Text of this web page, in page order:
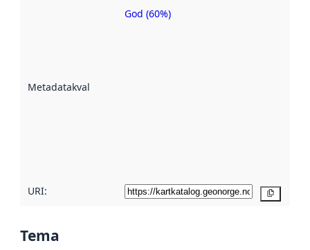
Metadatakvalitet
Metadatakvalitet
God (60%)
URI:
Tema